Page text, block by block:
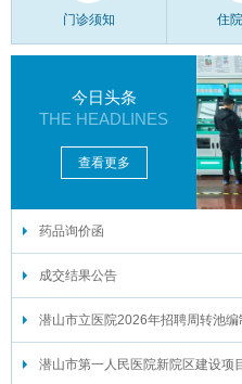
门诊须知 住
今日头条
THE HEADLINES
查看更多
药品询价函
成交结果公告
潜山市立医院2026年招聘周转池
潜山市第一人民医院新院区建设项